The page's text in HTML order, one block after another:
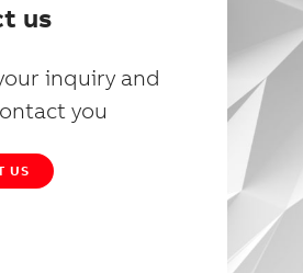
us
inquiry and
you
US